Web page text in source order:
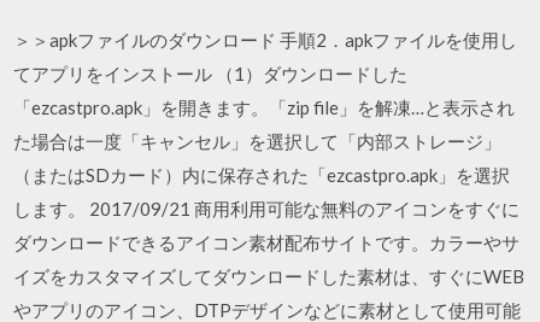
＞＞apkファイルのダウンロード 手順2．apkファイルを使用し
てアプリをインストール （1）ダウンロードした
「ezcastpro.apk」を開きます。「zip file」を解凍…と表示され
た場合は一度「キャンセル」を選択して「内部ストレージ」
（またはSDカード）内に保存された「ezcastpro.apk」を選択
します。 2017/09/21 商用利用可能な無料のアイコンをすぐに
ダウンロードできるアイコン素材配布サイトです。カラーやサ
イズをカスタマイズしてダウンロードした素材は、すぐにWEB
やアプリのアイコン、DTPデザインなどに素材として使用可能